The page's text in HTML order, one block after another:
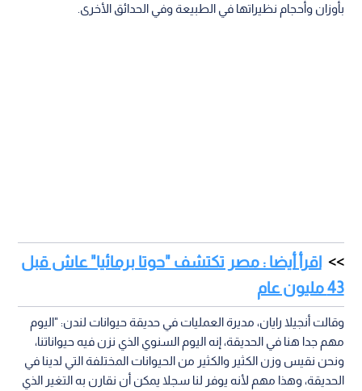
بأوزان وأحجام نظيراتها في الطبيعة وفي الحدائق الأخرى.
اقرأ أيضا : مصر تكتشف "حوتا برمائيا" عاش قبل
43 مليون عام
وقالت أنجيلا رايان، مديرة العمليات في حديقة حيوانات لندن: "اليوم
مهم جدا هنا في الحديقة، إنه اليوم السنوي الذي نزن فيه حيواناتنا،
ونحن نقيس وزن الكثير والكثير من الحيوانات المختلفة التي لدينا في
الحديقة، وهذا مهم لأنه يوفر لنا سجلا يمكن أن نقارن به التغير الذي